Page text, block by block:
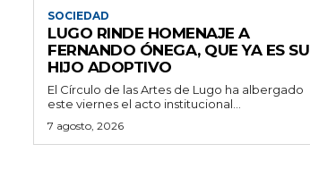
SOCIEDAD
LUGO RINDE HOMENAJE A
FERNANDO ÓNEGA, QUE YA ES SU
HIJO ADOPTIVO
El Círculo de las Artes de Lugo ha albergado
este viernes el acto institucional...
7 agosto, 2026